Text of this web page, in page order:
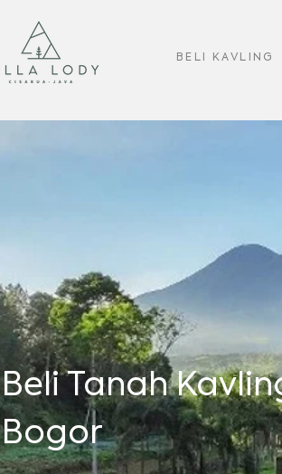
BELI KAVLING
Beli Tanah
Bogor